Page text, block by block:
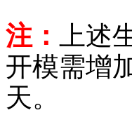
注：
上述
开模需增
天。